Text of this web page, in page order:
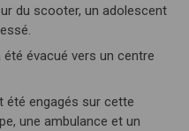
du scooter, un adolescent
évacué vers un centre
été engagés sur cette
une ambulance et un